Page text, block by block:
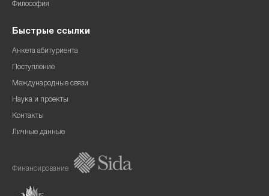
Философия
Быстрые ссылки
Анкета абитуриента
Поступление
Международные связи
Наука и проекты
Контакты
Личные данные
Финансирование